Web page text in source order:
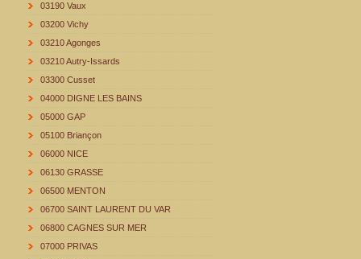
03190 Vaux
03200 Vichy
03210 Agonges
03210 Autry-Issards
03300 Cusset
04000 DIGNE LES BAINS
05000 GAP
05100 Briançon
06000 NICE
06130 GRASSE
06500 MENTON
06700 SAINT LAURENT DU VAR
06800 CAGNES SUR MER
07000 PRIVAS